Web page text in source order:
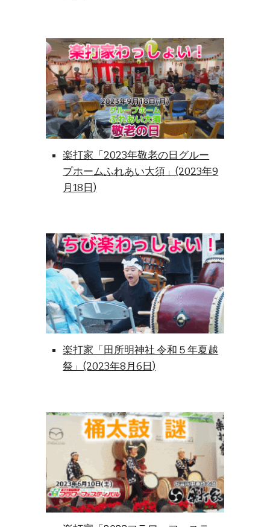
楽打家「2023年敬老の日グルー
プホームふれあい大須」(2023年9
月18日)
楽打家「田所明神社 令和５年夏越
祭」(2023年8月6日)